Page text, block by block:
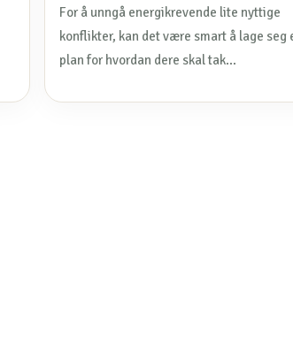
For å unngå energikrevende lite nyttige
konflikter, kan det være smart å lage seg
plan for hvordan dere skal tak...